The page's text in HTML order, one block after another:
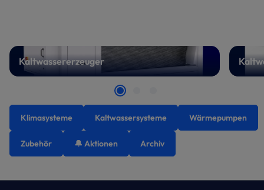
Kaltwassererzeuger
Klimasysteme Kaltwassersysteme Wärmepumpen
Zubehör 🔔 Aktionen Archiv